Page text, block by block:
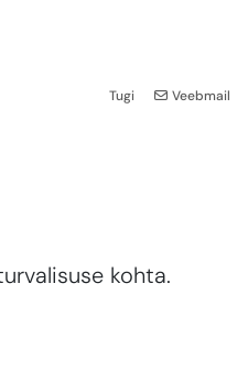
Tugi Veebmail
kohta.